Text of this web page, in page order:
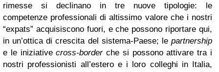
rimesse si declinano in tre nuove tipologie: le
competenze professionali di altissimo valore che i nostri
“expats” acquisiscono fuori, e che possono riportare qui,
in un’ottica di crescita del sistema-Paese; le partnership
e le iniziativecross-borderche si possono attivare tra i
nostri professionisti all’estero e i loro colleghi in Italia,